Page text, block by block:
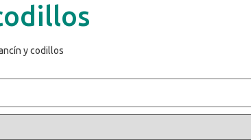
y codillos